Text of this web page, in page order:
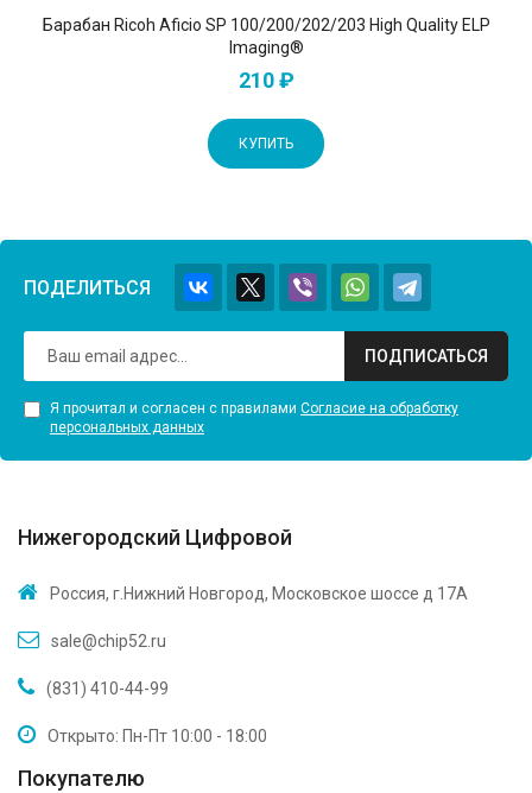
Барабан Ricoh Aficio SP 100/200/202/203 High Quality ELP
Imaging®
210 ₽
КУПИТЬ
ПОДЕЛИТЬСЯ
ПОДПИСАТЬСЯ
Я прочитал и согласен с правилами Согласие на обработку
персональных данных
Нижегородский Цифровой
Россия, г.Нижний Новгород, Московское шоссе д 17А
sale@chip52.ru
(831) 410-44-99
Открыто: Пн-Пт 10:00 - 18:00
Покупателю